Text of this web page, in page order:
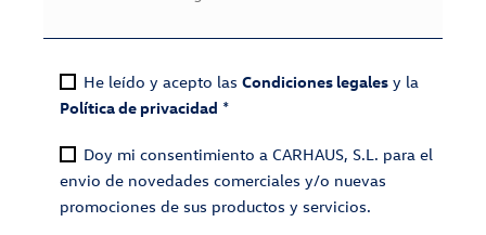
He leído y acepto las Condiciones legales y la
Política de privacidad *
Doy mi consentimiento a CARHAUS, S.L. para el
envio de novedades comerciales y/o nuevas
promociones de sus productos y servicios.